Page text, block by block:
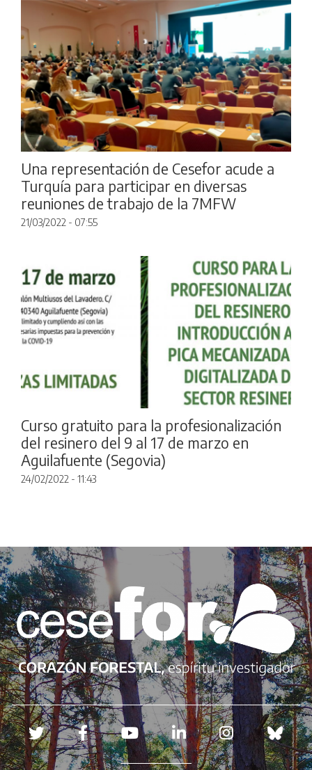
Una representación de Cesefor acude a
Turquía para participar en diversas
reuniones de trabajo de la 7MFW
21/03/2022 - 07:55
Curso gratuito para la profesionalización
del resinero del 9 al 17 de marzo en
Aguilafuente (Segovia)
24/02/2022 - 11:43
Redes sociales